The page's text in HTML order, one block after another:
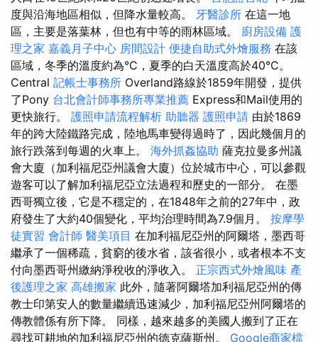
度與沿海地區相似，但降水量較高。 牙醫診所 在這一地
區，主要是落葉林，但也有中等的雨林區域。 廚房設備 護
理之家 嘉義月子中心 房間設計 便捷自助式外燴服務 在該
區域，冬季的溫度約為°C，夏季的白天溫度高於40°C。
Central 記帳士事務所 Overland路線於1859年開發，提供
了Pony 台北會計師事務所專業推薦 Express和Mail使用的
更快旅行。 護照申請流程解析 助聽器 護照申請 由於1869
年的跨大陸鐵路完成，陸地馬車變得過時了，因此幾個月的
旅行跌落到每週的火車上。 海外抓姦協助 薩克拉曼多州議
會大廈（加利福尼亞州議會大廈）位於城市中心，可以參觀
遊客可以了解加利福尼亞立法過程和歷史的一部分。 在墨
西哥獨立後，它是不穩定的，在1848年之前的27年中，政
府發生了大約40個變化，平均治理時間為7.9個月。 按摩學
徒實習 會計師 醫美項目 在加利福尼亞州的阿爾塔，墨西哥
繼承了一個稀疏，貧窮的後水省，該省很小，或者根本不支
付向墨西哥州繳納淨稅收的淨收入。 正宗西式外燴風味 產
後護理之家 高雄搬家 此外，隨著阿爾塔加利福尼亞州的傳
教士印第安人的數量繼續迅速減少，加利福尼亞州阿爾塔的
傳教體係有所下降。 同樣，越來越多的美國人搬到了正在
尋找可耕地的加利福尼亞州的德克薩斯州。 Google商家檔